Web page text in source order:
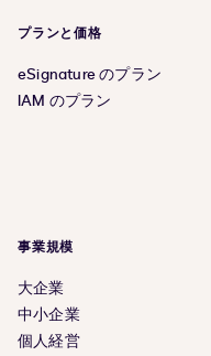
プランと価格
eSignature のプラン
IAM のプラン
事業規模
大企業
中小企業
個人経営